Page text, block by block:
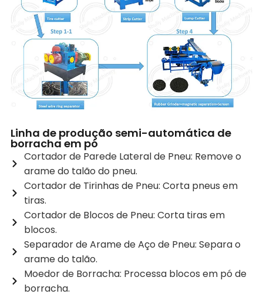
Linha de produção semi-automática de
borracha em pó
Cortador de Parede Lateral de Pneu: Remove o
arame do talão do pneu.
Cortador de Tirinhas de Pneu: Corta pneus em
tiras.
Cortador de Blocos de Pneu: Corta tiras em
blocos.
Separador de Arame de Aço de Pneu: Separa o
arame do talão.
Moedor de Borracha: Processa blocos em pó de
borracha.